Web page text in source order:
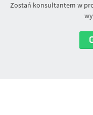
Zostań konsultantem w